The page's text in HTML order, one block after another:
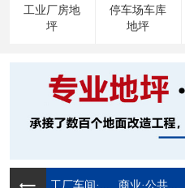
工业厂房地
坪
停车场车库
地坪
工厂车间·... 商业·公共...